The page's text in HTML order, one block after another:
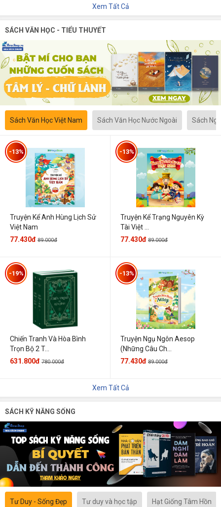
Xem Tất Cả
SÁCH VĂN HỌC - TIỂU THUYẾT
Sách Văn Học Việt Nam Sách Văn Học Nước Ngoài Sách
Truyện Kể Anh Hùng Lịch Sử
Việt Nam
-13%
77.430đ 89.000đ
Truyện Kể Trạng Nguyên Kỳ
Tài Việt ...
-13%
77.430đ 89.000đ
Chiến Tranh Và Hòa Bình
Trọn Bộ 2 T...
-19%
631.800đ 780.000đ
Truyện Ngụ Ngôn Aesop
(Những Câu Ch...
-13%
77.430đ 89.000đ
Xem Tất Cả
SÁCH KỸ NĂNG SỐNG
Tư Duy - Sống Đẹp Tư duy và học tập Hạt Giống Tâm Hồn